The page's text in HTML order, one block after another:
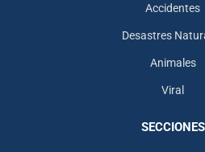
Accidentes
Desastres
Animales
Viral
SECCIONES